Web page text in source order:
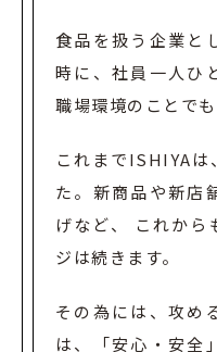
食品を扱う企業と
時に、社員一人ひ
職場環境のことでも
これまでISHIYAは
た。 新商品や新店
げなど、
これから
ジは続きます。
その為には、攻め
は、「安心・安全